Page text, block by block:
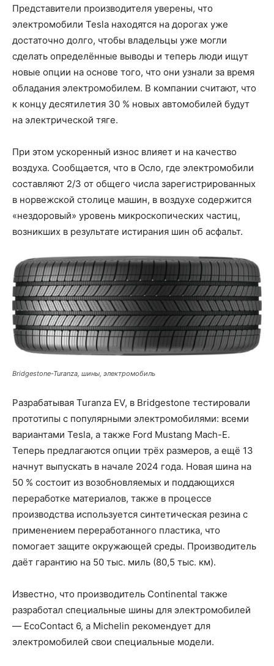
Представители производителя уверены, что
электромобили Tesla находятся на дорогах уже
достаточно долго, чтобы владельцы уже могли
сделать определённые выводы и теперь люди ищут
новые опции на основе того, что они узнали за время
обладания электромобилем. В компании считают, что
к концу десятилетия 30 % новых автомобилей будут
на электрической тяге.
При этом ускоренный износ влияет и на качество
воздуха. Сообщается, что в Осло, где электромобили
составляют 2/3 от общего числа зарегистрированных
в норвежской столице машин, в воздухе содержится
«нездоровый» уровень микроскопических частиц,
возникших в результате истирания шин об асфальт.
Bridgestone-Turanza, шины, электромобиль
Разрабатывая Turanza EV, в Bridgestone тестировали
прототипы с популярными электромобилями: всеми
вариантами Tesla, а также Ford Mustang Mach-E.
Теперь предлагаются опции трёх размеров, а ещё 13
начнут выпускать в начале 2024 года. Новая шина на
50 % состоит из возобновляемых и поддающихся
переработке материалов, также в процессе
производства используется синтетическая резина с
применением переработанного пластика, что
помогает защите окружающей среды. Производитель
даёт гарантию на 50 тыс. миль (80,5 тыс. км).
Известно, что производитель Continental также
разработал специальные шины для электромобилей
— EcoContact 6, а Michelin рекомендует для
электромобилей свои специальные модели.